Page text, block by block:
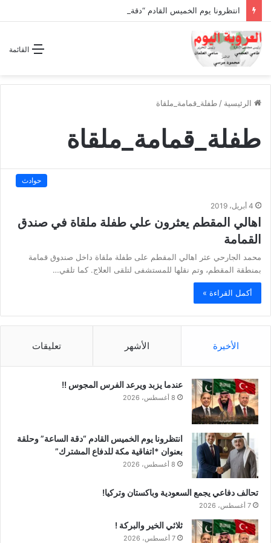
القائمة
الرئيسية / طفلة_قمامة_ملقاة
طفلة_قمامة_ملقاة
حوادث
4 أبريل، 2019
اهالي المقطم يعثرون علي طفلة ملقاة في صندق
القمامة
محمد الجارحي عثر اهالي المقطم على طفلة ملقاة داخل صندوق قمامة
بمنطقة المقطم، وتم نقلها للمستشفى لتلقى العلاج. كما تلقي…
أكمل القراءة »
الأخيرة الأشهر تعليقات
عندما يزبد ويرعد الفرس المجوس !!
8 أغسطس، 2026
انتظرونا يوم الخميس القادم “دقة الساعة” وحلقة
بعنوان *اتفاقية مكة للدفاع المشترك”
8 أغسطس، 2026
تحالف دفاعي يجمع السعودية وباكستان وتركيا!
7 أغسطس، 2026
ثلاثي الخير والبركة !
7 أغسطس، 2026